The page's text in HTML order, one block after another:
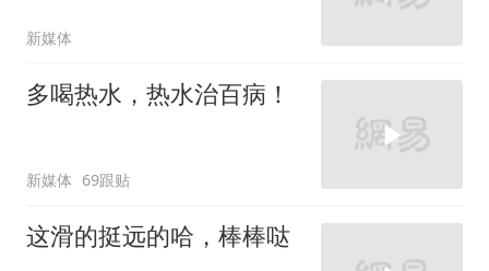
新媒体
多喝热水，热水治百病！
新媒体 69跟贴
这滑的挺远的哈，棒棒哒